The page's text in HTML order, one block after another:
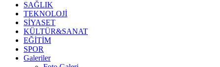
SAĞLIK
TEKNOLOJİ
SİYASET
KÜLTÜR&SANAT
EĞİTİM
SPOR
Galeriler